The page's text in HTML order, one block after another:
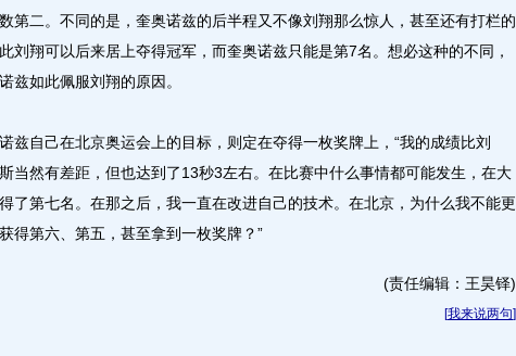
第二。不同的是，奎奥诺兹的后半程又不像刘翔那么惊人，甚至还有打栏的
刘翔可以后来居上夺得冠军，而奎奥诺兹只能是第7名。想必这种的不同，
兹如此佩服刘翔的原因。
自己在北京奥运会上的目标，则定在夺得一枚奖牌上，“我的成绩比刘
当然有差距，但也达到了13秒3左右。在比赛中什么事情都可能发生，在大
了第七名。在那之后，我一直在改进自己的技术。在北京，为什么我不能更
得第六、第五，甚至拿到一枚奖牌？”
(责任编辑：王昊铎)
[我来说两句]